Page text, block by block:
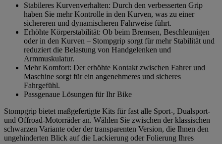
Stabileres Kurvenverhalten: Durch den verbesserten Grip
haben Sie mehr Kontrolle in den Kurven, was zu einer
sichereren und dynamischeren Fahrweise führt.
Erhöhte Körperstabilität: Ob beim Bremsen, Beschleunigen
oder in den Kurven – Stompgrip sorgt für mehr Stabilität und
reduziert die Belastung von Handgelenken und
Armmuskulatur.
Mehr Komfort: Der erhöhte Kontakt zwischen Fahrer und
Maschine sorgt für ein angenehmeres und sicheres
Fahrgefühl.
Passgenaue Lösungen für Ihr Bike
Stompgrip bietet maßgefertigte Kits für fast alle Sport-, Dualsport-
und Offroad-Motorräder an. Wählen Sie zwischen der klassischen
schwarzen Variante oder der transparenten Version, die Ihnen den
ungehinderten Blick auf die Lackierung oder Folierung Ihres